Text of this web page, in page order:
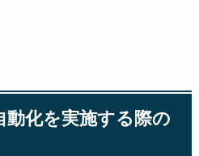
動化を実施する際の